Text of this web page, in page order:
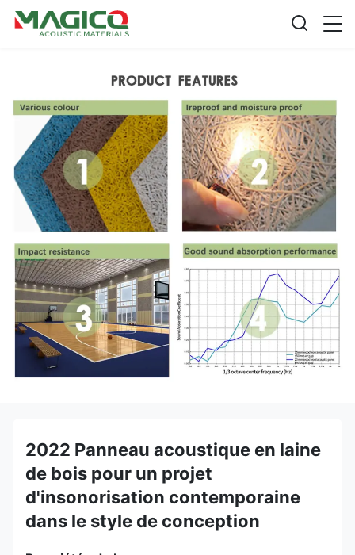
2022 Panneau acoustique en laine
de bois pour un projet
d'insonorisation contemporaine
dans le style de conception